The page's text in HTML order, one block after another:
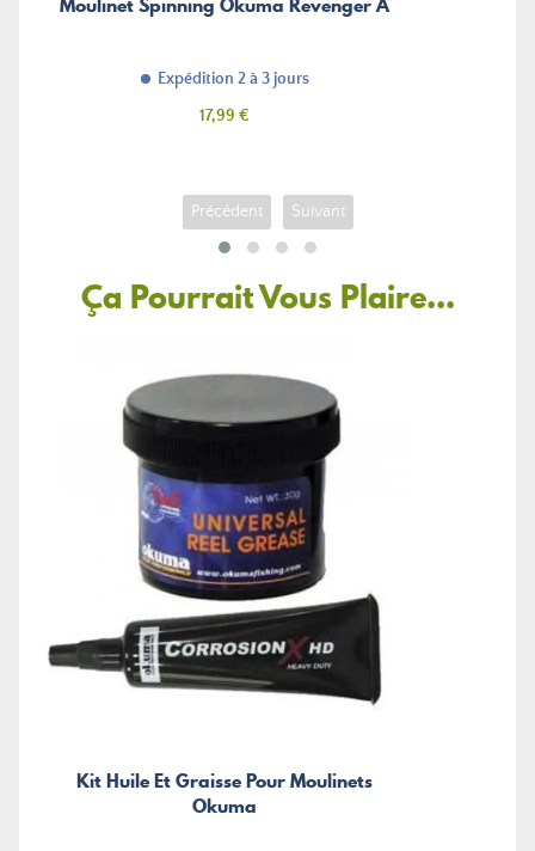
Expédition 2 à 3 jours
Prix
17,99 €
Précédent Suivant
Ça Pourrait Vous Plaire...
Kit Huile Et Graisse Pour Moulinets
Okuma